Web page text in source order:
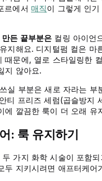
르에서 매직이 그렇게 인
든 끝부분은 컬링 아이언
지해요. 디지털펌 컬은 마
때문에, 열로 스타일링한
지 않아요.
실 부분은 새로 자라는 부
티 프리즈 세럼(곱슬방지
에 깔끔한 룩이 더 오래 유
: 룩 유지하기
두 가지 화학 시술이 포함
두 지키시려면 애프터케어